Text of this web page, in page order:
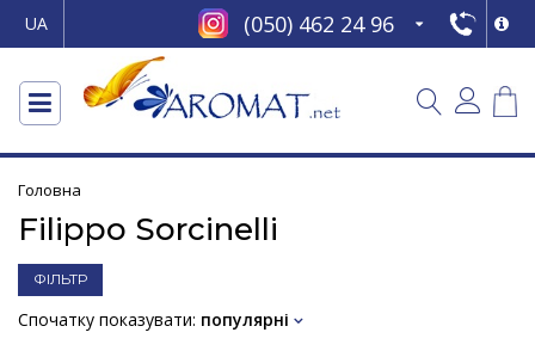
UA (050) 462 24 96
Головна
Filippo Sorcinelli
ФІЛЬТР
Спочатку показувати: популярні